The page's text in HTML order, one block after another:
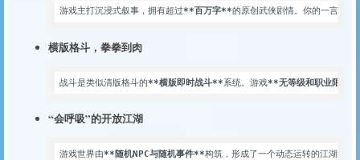
游戏主打沉浸式叙事，拥有超过**百万字**的原创武侠剧情。你的一言一
横版格斗，拳拳到肉
战斗是类似清版格斗的**横版即时战斗**系统。游戏**无等级和职业限制**
“会呼吸”的开放江湖
游戏世界由**随机NPC与随机事件**构筑，形成了一个动态运转的江湖。你